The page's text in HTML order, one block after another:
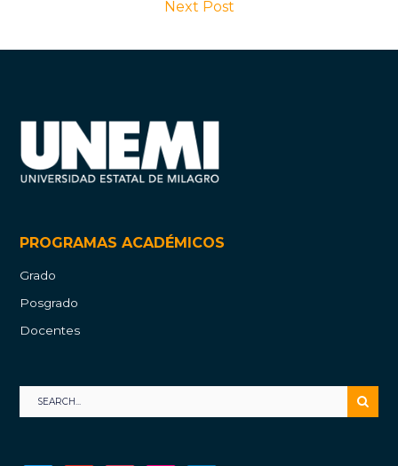
Next Post
PROGRAMAS ACADÉMICOS
Grado
Posgrado
Docentes